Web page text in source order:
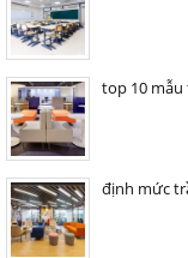
top 10
định mức